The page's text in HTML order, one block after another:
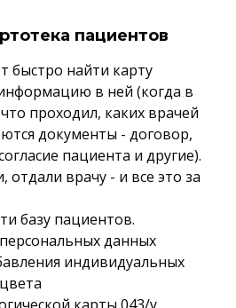
пациентов
быстро найти карту
в ней (когда в
проходил, каких врачей
документы - договор,
пациента и другие).
отдали врачу - и все это за
базу пациентов.
данных
индивидуальных
карты 043/у